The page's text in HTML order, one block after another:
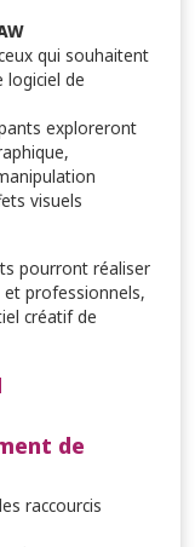
qui souhaitent
logiciel de
exploreront
visuels
pourront réaliser
professionnels,
créatif de
de
raccourcis